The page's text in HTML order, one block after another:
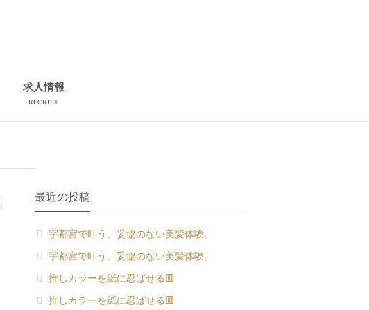
求人情報
RECRUIT
最近の投稿
宇都宮で叶う、妥協のない美髪体験。
宇都宮で叶う、妥協のない美髪体験。
推しカラーを紙に忍ばせる🟥
推しカラーを紙に忍ばせる🟥